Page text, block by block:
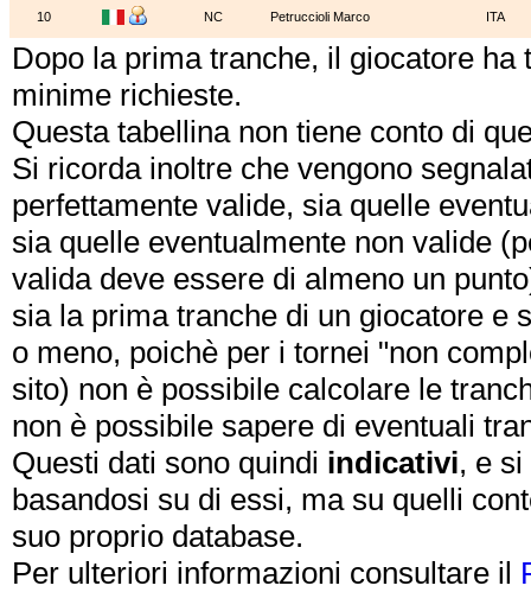
10 NC Petruccioli Marco ITA
Dopo la prima tranche, il giocatore
minime richieste.
Questa tabellina non tiene conto di
Si ricorda inoltre che vengono
perfettamente valide, sia quelle
sia quelle eventualmente non valide
valida deve essere di almeno un
sia la prima tranche di un giocatore e
o meno, poichè per i tornei "non
sito) non è possibile calcolare le
non è possibile sapere di eventuali
Questi dati sono quindi indicativi, e
basandosi su di essi, ma su quelli
suo proprio database.
Per ulteriori informazioni consultare il